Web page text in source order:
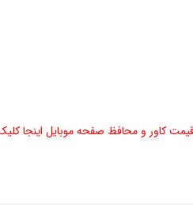
کاور و محافظ صفحه موبایل اینجا